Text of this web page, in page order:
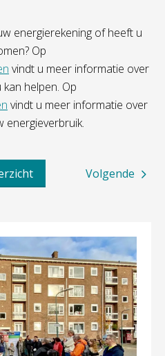
energierekening of heeft u
Op
vindt u meer informatie over
helpen. Op
vindt u meer informatie over
energieverbruik.
Volgende